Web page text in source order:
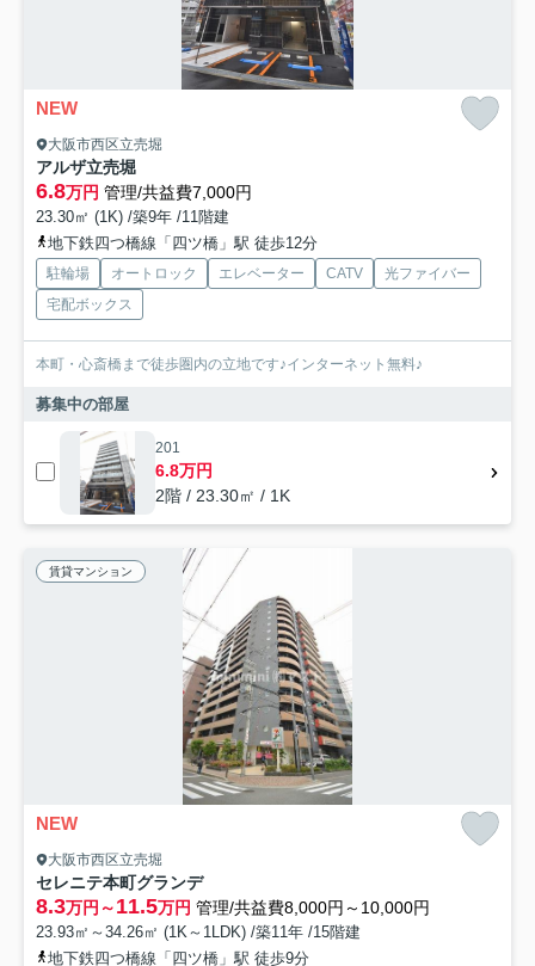
NEW
大阪市西区立売堀
アルザ立売堀
6.8万円 管理/共益費7,000円
23.30㎡ (1K) /築9年 /11階建
地下鉄四つ橋線「四ツ橋」駅 徒歩12分
駐輪場 オートロック エレベーター CATV
光ファイバー
宅配ボックス
本町・心斎橋まで徒歩圏内の立地です♪インターネット無料♪
募集中の部屋
201
6.8万円
2階 / 23.30㎡ / 1K
賃貸マンション
NEW
大阪市西区立売堀
セレニテ本町グランデ
8.3万円～11.5万円 管理/共益費8,000円～10,000円
23.93㎡～34.26㎡ (1K～1LDK) /築11年 /15階建
地下鉄四つ橋線「四ツ橋」駅 徒歩9分